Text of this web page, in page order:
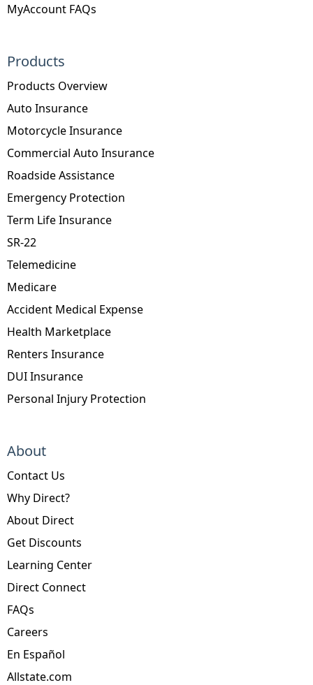
Products
Products Overview
Auto Insurance
Motorcycle Insurance
Commercial Auto Insurance
Roadside Assistance
Emergency Protection
Term Life Insurance
SR-22
Telemedicine
Medicare
Accident Medical Expense
Health Marketplace
Renters Insurance
DUI Insurance
Personal Injury Protection
About
Contact Us
Why Direct?
About Direct
Get Discounts
Learning Center
Direct Connect
FAQs
Careers
En Español
Allstate.com
MyAccount FAQs